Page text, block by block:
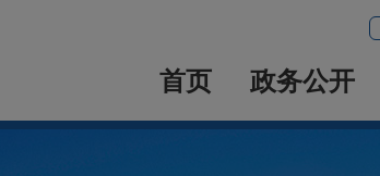
首页 政务公开